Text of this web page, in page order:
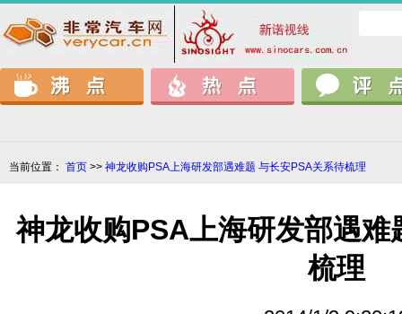
当前位置： 首页 >> 神龙收购PSA上海研发部遇难题 与长安PSA关系待梳理
神龙收购PSA上海研发部遇
梳理